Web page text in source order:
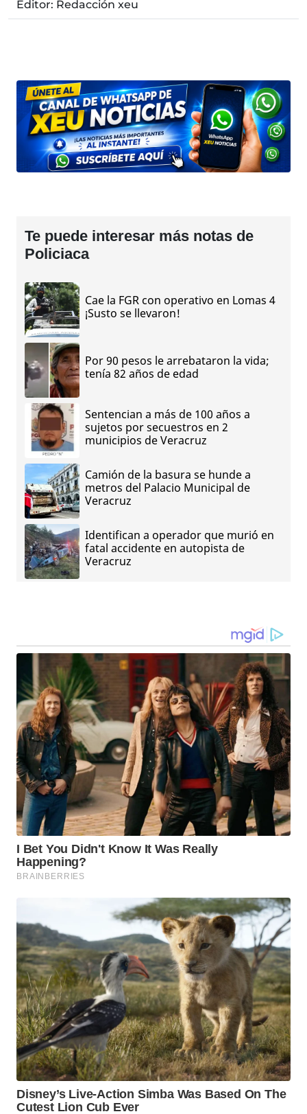
Editor: Redacción xeu
Te puede interesar más notas de
Policiaca
Cae la FGR con operativo en Lomas 4
¡Susto se llevaron!
Por 90 pesos le arrebataron la vida;
tenía 82 años de edad
Sentencian a más de 100 años a
sujetos por secuestros en 2
municipios de Veracruz
Camión de la basura se hunde a
metros del Palacio Municipal de
Veracruz
Identifican a operador que murió en
fatal accidente en autopista de
Veracruz